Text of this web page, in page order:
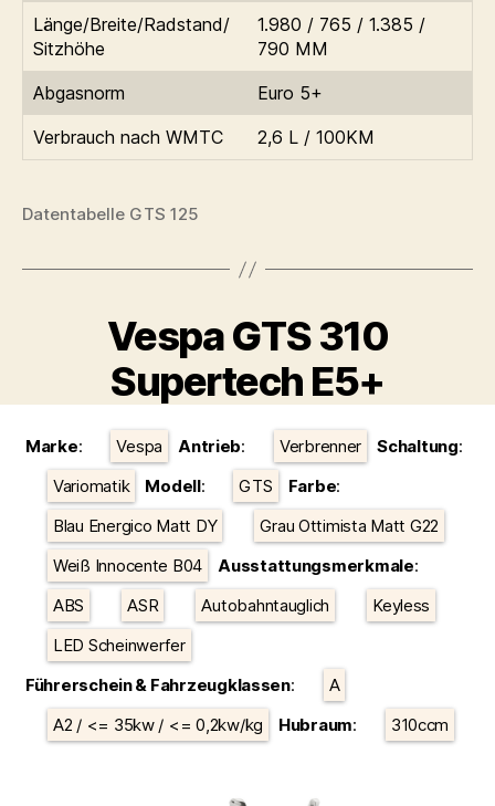
Länge/Breite/Radstand/
Sitzhöhe
1.980 / 765 / 1.385 /
790 MM
Abgasnorm
Euro 5+
Verbrauch nach WMTC
2,6 L / 100KM
Datentabelle GTS 125
Vespa GTS 310
Supertech E5+
Kategorien
Marke: Vespa Antrieb: Verbrenner Schaltung:
Variomatik
Modell: GTS Farbe:
Blau Energico Matt DY
Grau Ottimista Matt G22
Weiß Innocente B04
Ausstattungsmerkmale:
ABS
ASR Autobahntauglich
Keyless
LED Scheinwerfer
Führerschein & Fahrzeugklassen:
A
A2 / <= 35kw / <= 0,2kw/kg
Hubraum: 310ccm